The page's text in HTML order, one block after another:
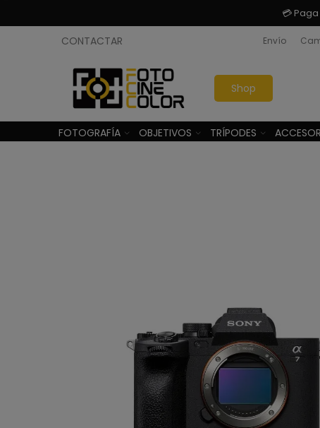
💳
CONTACTAR Envío
Shop
FOTOGRAFÍA OBJETIVOS TRÍPODES